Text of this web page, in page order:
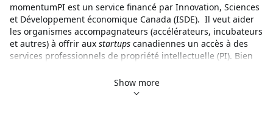
momentumPI est un service financé par Innovation, Sciences
et Développement économique Canada (ISDE).  Il veut aider
les organismes accompagnateurs (accélérateurs, incubateurs
et autres) à offrir aux startups canadiennes un accès à des
services professionnels de propriété intellectuelle (PI). Bien
partie, un premier versement est nécessaire pour débuter
chaque parcours (création ou réalisation d’une stratégie de
Show more